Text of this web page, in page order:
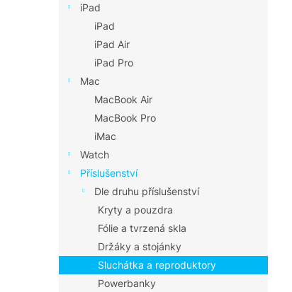
iPad
iPad
iPad Air
iPad Pro
Mac
MacBook Air
MacBook Pro
iMac
Watch
Příslušenství
Dle druhu příslušenství
Kryty a pouzdra
Fólie a tvrzená skla
Držáky a stojánky
Sluchátka a reproduktory
Powerbanky